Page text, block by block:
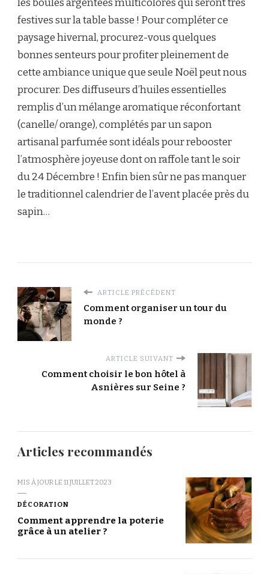
les boules argentées multicolores qui seront très
festives sur la table basse ! Pour compléter ce
paysage hivernal, procurez-vous quelques
bonnes senteurs pour profiter pleinement de
cette ambiance unique que seule Noël peut nous
procurer. Des diffuseurs d’huiles essentielles
remplis d’un mélange aromatique réconfortant
(canelle/ orange), complétés par un sapon
artisanal parfumée sont idéals pour rebooster
l’atmosphère joyeuse dont on raffole tant le soir
du 24 Décembre ! Enfin bien sûr ne pas manquer
le traditionnel calendrier de l’avent placée près du
sapin…
ARTICLE PRÉCÉDENT
Comment organiser un tour du
monde ?
ARTICLE SUIVANT
Comment choisir le bon hôtel à
Asnières sur Seine ?
Articles recommandés
MIS À JOUR LE 11 JUILLET 2023
DÉCORATION
Comment apprendre la poterie
grâce à un atelier ?